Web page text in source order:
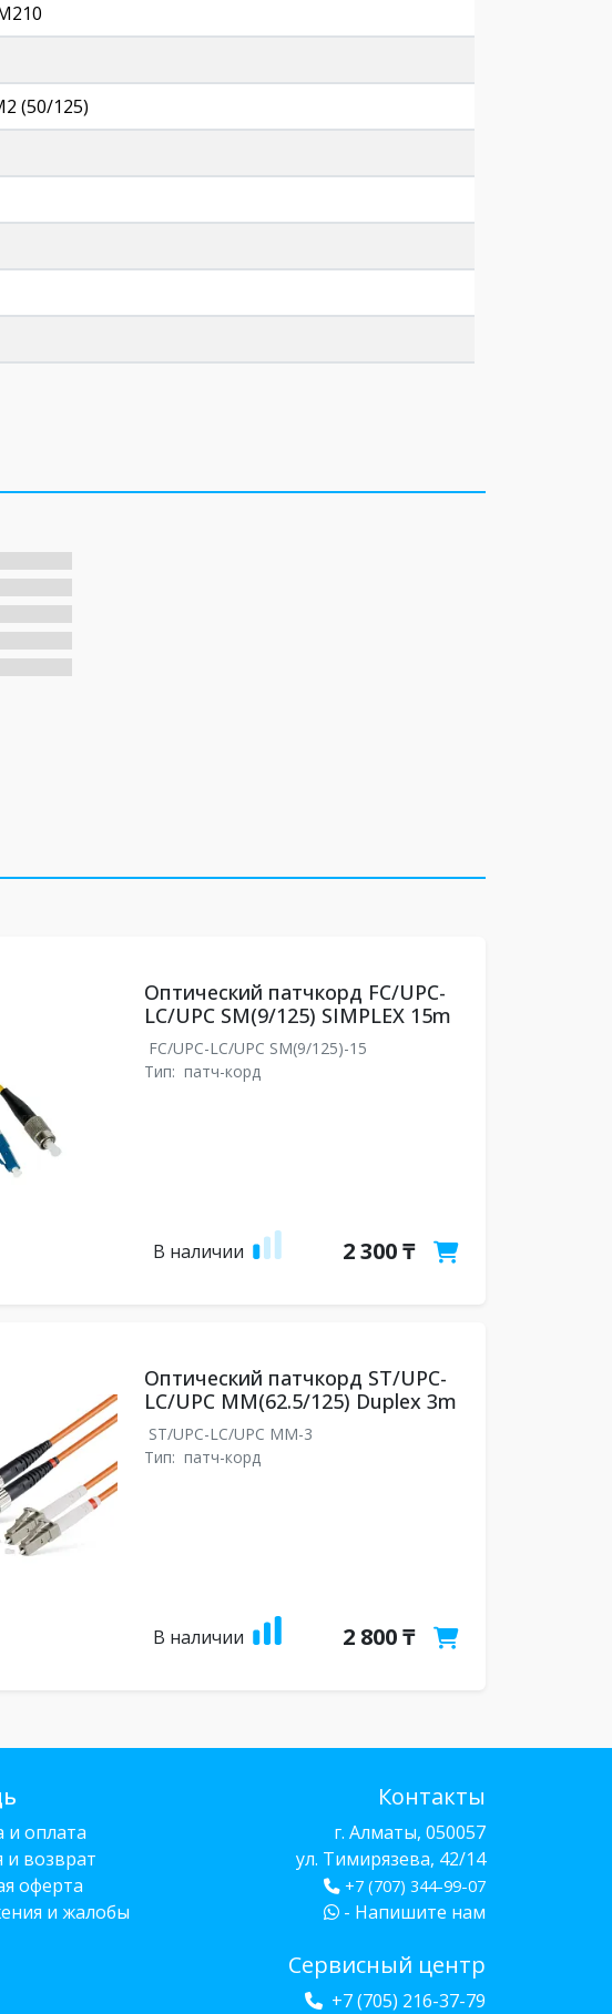
(50/125)
Оптический патчкорд FC/UPC-
LC/UPC SM(9/125) SIMPLEX 15m
FC/UPC-LC/UPC SM(9/125)-15
Тип: патч-корд
В наличии 2 300 ₸
Оптический патчкорд ST/UPC-
LC/UPC MM(62.5/125) Duplex 3m
ST/UPC-LC/UPC MM-3
Тип: патч-корд
В наличии 2 800 ₸
и оплата
и возврат
оферта
и жалобы
Контакты
г. Алматы, 050057
ул. Тимирязева, 42/14
+7 (707) 344-99-07
- Напишите нам
Сервисный центр
+7 (705) 216-37-79